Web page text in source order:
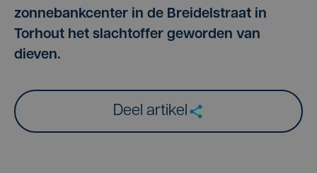
zonnebankcenter in de Breidelstraat in
Torhout het slachtoffer geworden van
dieven.
Deel artikel